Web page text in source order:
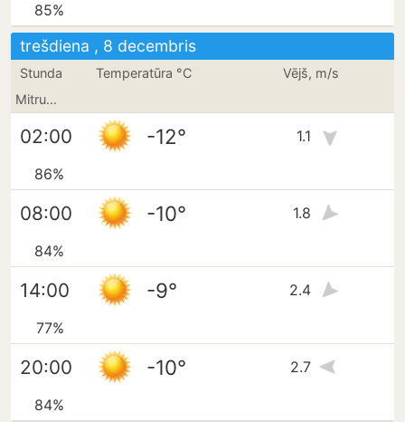
85%
trešdiena , 8 decembris
Stunda Temperatūra °C
Vējš, m/s
Mitrums
02:00 -12° 1.1
86%
08:00 -10° 1.8
84%
14:00 -9° 2.4
77%
20:00 -10° 2.7
84%